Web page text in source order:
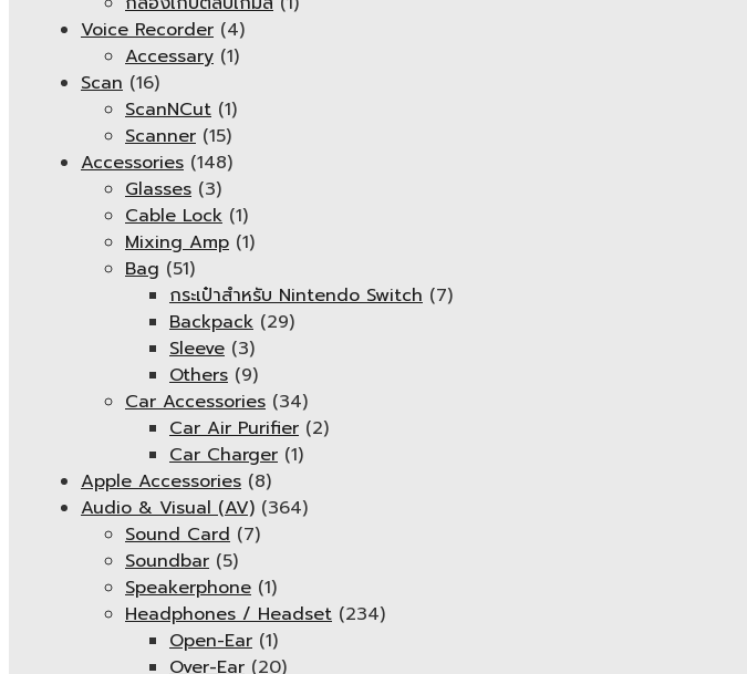
Voice Recorder (4)
Accessary (1)
Scan (16)
ScanNCut (1)
Scanner (15)
Accessories (148)
Glasses (3)
Cable Lock (1)
Mixing Amp (1)
Bag (51)
กระเป๋าสำหรับ Nintendo Switch (7)
Backpack (29)
Sleeve (3)
Others (9)
Car Accessories (34)
Car Air Purifier (2)
Car Charger (1)
Apple Accessories (8)
Audio & Visual (AV) (364)
Sound Card (7)
Soundbar (5)
Speakerphone (1)
Headphones / Headset (234)
Open-Ear (1)
Over-Ear (20)